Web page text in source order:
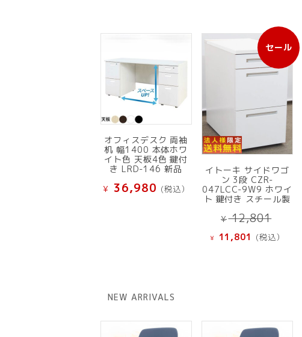
オフィスデスク 両袖
机 幅1400 本体ホワ
イト色 天板4色 鍵付
き LRD-146 新品
¥ 36,980 (税込）
セール
販
売
中
品
イトーキ サイドワゴ
ン 3段 CZR-
047LCC-9W9 ホワイ
ト 鍵付き スチール製
¥12,801
の
価
た。
¥ 11,801 現
で
(税込）
NEW ARRIVALS